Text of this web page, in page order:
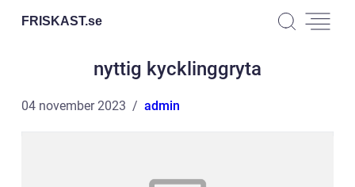
FRISKAST.se
nyttig kycklinggryta
04 november 2023 admin